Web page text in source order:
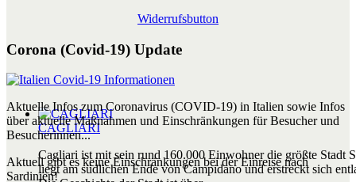
CAGLIARI
Cagliari ist mit sein rund 160.000 Einwohner die größte Stadt
liegt am südlichen Ende von Campidano und erstreckt sich
Widerrufsbutton
Corona (Covid-19) Update
Aktuelle Infos zum Coronavirus (COVID-19) in Italien sowie Infos
über aktuelle Maßnahmen und Einschränkungen für Besucher und
Besucherinnen...
Aktuell gibt es keine Einschränkungen bei der Einreise nach
Sardinien!